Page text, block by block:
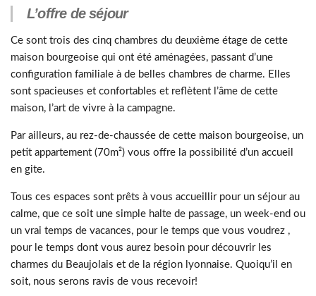
L’offre de séjour
Ce sont trois des cinq chambres du deuxième étage de cette
maison bourgeoise qui ont été aménagées, passant d’une
configuration familiale à de belles chambres de charme. Elles
sont spacieuses et confortables et reflètent l’âme de cette
maison, l’art de vivre à la campagne.
Par ailleurs, au rez-de-chaussée de cette maison bourgeoise, un
petit appartement (70m²) vous offre la possibilité d’un accueil
en gite.
Tous ces espaces sont prêts à vous accueillir pour un séjour au
calme, que ce soit une simple halte de passage, un week-end ou
un vrai temps de vacances, pour le temps que vous voudrez ,
pour le temps dont vous aurez besoin pour découvrir les
charmes du Beaujolais et de la région lyonnaise. Quoiqu’il en
soit, nous serons ravis de vous recevoir!